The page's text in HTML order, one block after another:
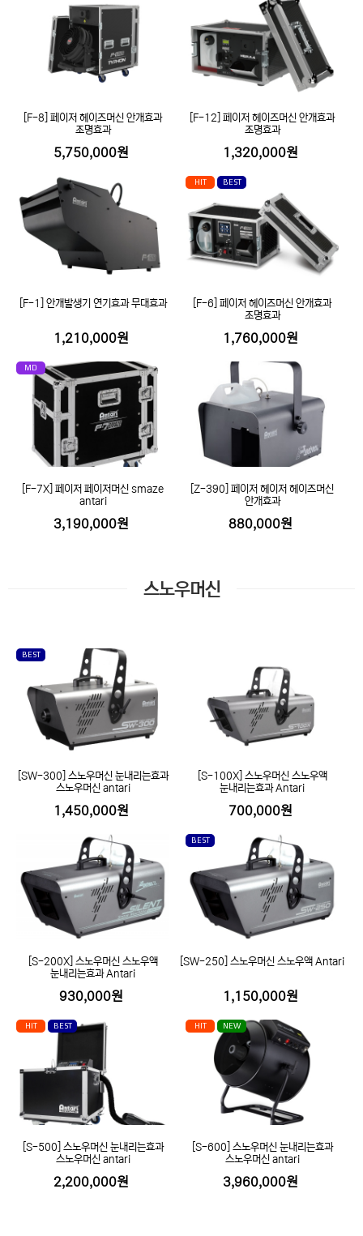
[F-8] 페이저 헤이즈머신 안개효과
조명효과
5,750,000원
[F-12] 페이저 헤이즈머신 안개효과
조명효과
1,320,000원
[F-1] 안개발생기 연기효과 무대효과
1,210,000원
HIT BEST
[F-6] 페이저 헤이즈머신 안개효과
조명효과
1,760,000원
MD
[F-7X] 페이저 페이저머신 smaze
antari
3,190,000원
[Z-390] 페이저 헤이저 헤이즈머신
안개효과
880,000원
스노우머신
BEST
[SW-300] 스노우머신 눈내리는효과
스노우머신 antari
1,450,000원
[S-100X] 스노우머신 스노우액
눈내리는효과 Antari
700,000원
[S-200X] 스노우머신 스노우액
눈내리는효과 Antari
930,000원
BEST
[SW-250] 스노우머신 스노우액 Antari
1,150,000원
HIT BEST
[S-500] 스노우머신 눈내리는효과
스노우머신 antari
2,200,000원
HIT NEW
[S-600] 스노우머신 눈내리는효과
스노우머신 antari
3,960,000원